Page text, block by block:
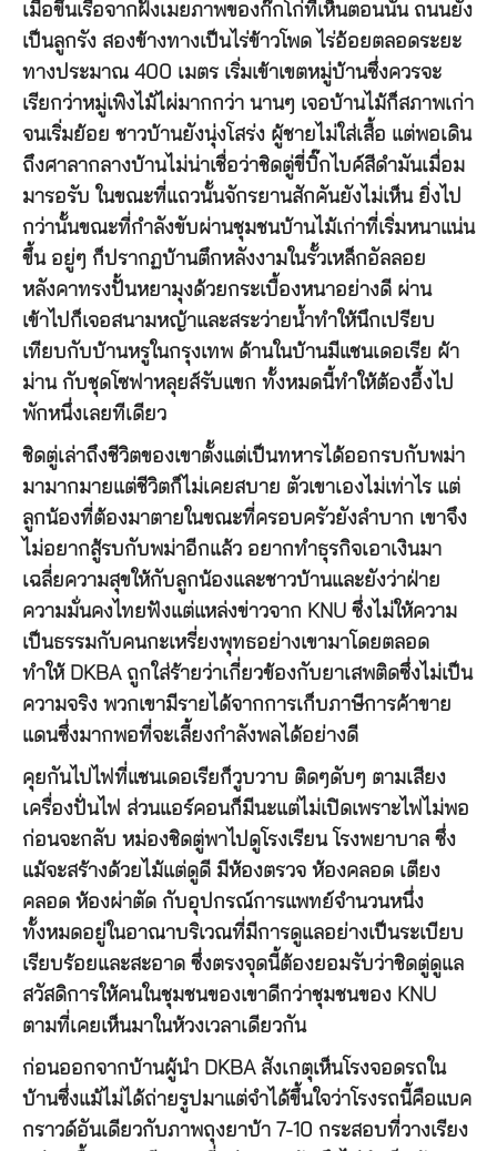
เมื่อขึ้นเรือจากฝั่งเมยภาพของก๊กโก่ที่เห็นตอนนั้น ถนนยัง
เป็นลูกรัง สองข้างทางเป็นไร่ข้าวโพด ไร่อ้อยตลอดระยะ
ทางประมาณ 400 เมตร เริ่มเข้าเขตหมู่บ้านซึ่งควรจะ
เรียกว่าหมู่เพิงไม้ไผ่มากกว่า นานๆ เจอบ้านไม้ก็สภาพเก่า
จนเริ่มย้อย ชาวบ้านยังนุ่งโสร่ง ผู้ชายไม่ใส่เสื้อ แต่พอเดิน
ถึงศาลากลางบ้านไม่น่าเชื่อว่าชิดตู่ขี่บิ๊กไบค์สีดำมันเมื่อม
มารอรับ ในขณะที่แถวนั้นจักรยานสักคันยังไม่เห็น ยิ่งไป
กว่านั้นขณะที่กำลังขับผ่านชุมชนบ้านไม้เก่าที่เริ่มหนาแน่น
ขึ้น อยู่ๆ ก็ปรากฏบ้านตึกหลังงามในรั้วเหล็กอัลลอย
หลังคาทรงปั้นหยามุงด้วยกระเบื้องหนาอย่างดี ผ่าน
เข้าไปก็เจอสนามหญ้าและสระว่ายน้ำทำให้นึกเปรียบ
เทียบกับบ้านหรูในกรุงเทพ ด้านในบ้านมีแชนเดอเรีย ผ้า
ม่าน กับชุดโซฟาหลุยส์รับแขก ทั้งหมดนี้ทำให้ต้องอึ้งไป
พักหนึ่งเลยทีเดียว
ชิดตู่เล่าถึงชีวิตของเขาตั้งแต่เป็นทหารได้ออกรบกับพม่า
มามากมายแต่ชีวิตก็ไม่เคยสบาย ตัวเขาเองไม่เท่าไร แต่
ลูกน้องที่ต้องมาตายในขณะที่ครอบครัวยังลำบาก เขาจึง
ไม่อยากสู้รบกับพม่าอีกแล้ว อยากทำธุรกิจเอาเงินมา
เฉลี่ยความสุขให้กับลูกน้องและชาวบ้านและยังว่าฝ่าย
ความมั่นคงไทยฟังแต่แหล่งข่าวจาก KNU ซึ่งไม่ให้ความ
เป็นธรรมกับคนกะเหรี่ยงพุทธอย่างเขามาโดยตลอด
ทำให้ DKBA ถูกใส่ร้ายว่าเกี่ยวข้องกับยาเสพติดซึ่งไม่เป็น
ความจริง พวกเขามีรายได้จากการเก็บภาษีการค้าขาย
แดนซึ่งมากพอที่จะเลี้ยงกำลังพลได้อย่างดี
คุยกันไปไฟที่แชนเดอเรียก็วูบวาบ ติดๆดับๆ ตามเสียง
เครื่องปั่นไฟ ส่วนแอร์คอนก็มีนะแต่ไม่เปิดเพราะไฟไม่พอ
ก่อนจะกลับ หม่องชิดตู่พาไปดูโรงเรียน โรงพยาบาล ซึ่ง
แม้จะสร้างด้วยไม้แต่ดูดี มีห้องตรวจ ห้องคลอด เตียง
คลอด ห้องผ่าตัด กับอุปกรณ์การแพทย์จำนวนหนึ่ง
ทั้งหมดอยู่ในอาณาบริเวณที่มีการดูแลอย่างเป็นระเบียบ
เรียบร้อยและสะอาด ซึ่งตรงจุดนี้ต้องยอมรับว่าชิดตู่ดูแล
สวัสดิการให้คนในชุมชนของเขาดีกว่าชุมชนของ KNU
ตามที่เคยเห็นมาในห้วงเวลาเดียวกัน
ก่อนออกจากบ้านผู้นำ DKBA สังเกตุเห็นโรงจอดรถใน
บ้านซึ่งแม้ไม่ได้ถ่ายรูปมาแต่จำได้ขึ้นใจว่าโรงรถนี้คือแบค
กราวด์อันเดียวกับภาพถุงยาบ้า 7-10 กระสอบที่วางเรียง